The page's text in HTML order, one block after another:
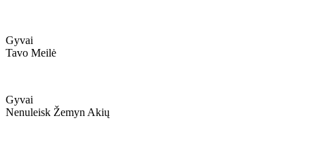
Gyvai
Tavo Meilė
Gyvai
Nenuleisk Žemyn Akių